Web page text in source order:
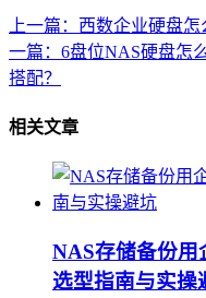
上一篇：西数企业硬盘
一篇：6盘位NAS硬盘怎
搭配？
相关文章
NAS存储备份用
选型指南与实操